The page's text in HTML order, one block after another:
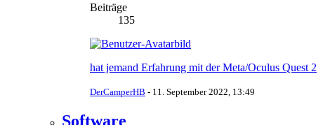
Beiträge
135
hat jemand Erfahrung mit der Meta/Oculus Quest 2
DerCamperHB - 11. September 2022, 13:49
Software